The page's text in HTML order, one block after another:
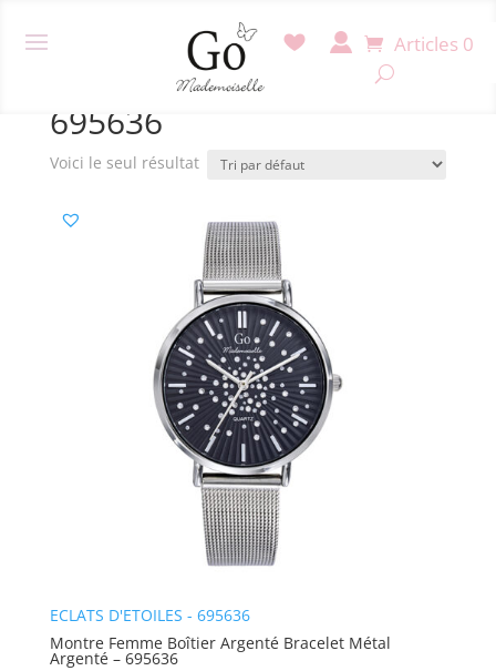
Articles 0
/ Produit Référence / 695636
695636
Voici le seul résultat
ECLATS D'ETOILES - 695636
Montre Femme Boîtier Argenté Bracelet Métal
Argenté – 695636